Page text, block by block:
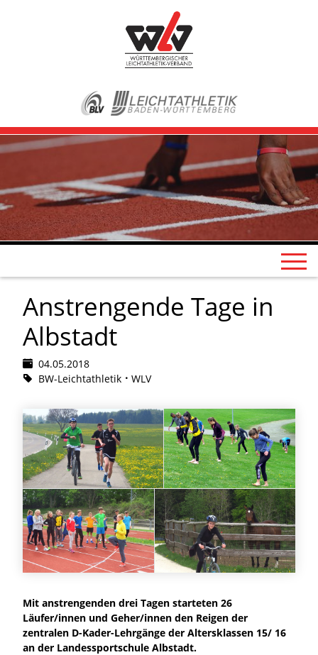
Anstrengende Tage in
Albstadt
04.05.2018
BW-Leichtathletik
WLV
Mit anstrengenden drei Tagen starteten 26
Läufer/innen und Geher/innen den Reigen der
zentralen D-Kader-Lehrgänge der Altersklassen 15/ 16
an der Landessportschule Albstadt.